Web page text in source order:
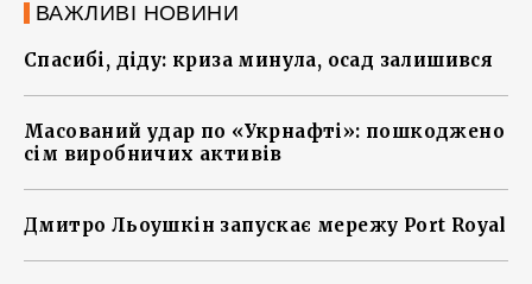
ВАЖЛИВІ НОВИНИ
Спасибі, діду: криза минула, осад залишився
Масований удар по «Укрнафті»: пошкоджено
сім виробничих активів
Дмитро Льоушкін запускає мережу Port Royal